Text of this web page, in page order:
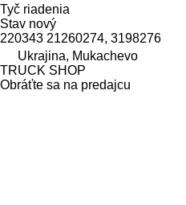
Tyč riadenia
Stav nový
220343 21260274, 3198276
Ukrajina, Mukachevo
TRUCK SHOP
Obráťte sa na predajcu